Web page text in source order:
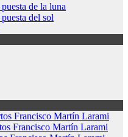
de la luna
del sol
Francisco Martín Larami
Francisco Martín Larami